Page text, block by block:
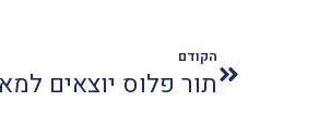
הקודם
תור פלוס יוצאים